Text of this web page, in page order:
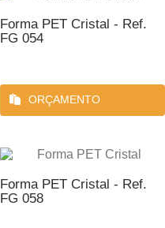
Forma PET Cristal - Ref.
FG 054
ORÇAMENTO
Forma PET Cristal - Ref.
FG 058